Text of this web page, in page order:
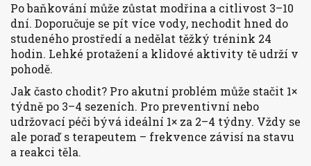
Po baňkování může zůstat modřina a citlivost 3–10
dní. Doporučuje se pít více vody, nechodit hned do
studeného prostředí a nedělat těžký trénink 24
hodin. Lehké protažení a klidové aktivity tě udrží v
pohodě.
Jak často chodit? Pro akutní problém může stačit 1×
týdně po 3–4 sezeních. Pro preventivní nebo
udržovací péči bývá ideální 1× za 2–4 týdny. Vždy se
ale poraď s terapeutem – frekvence závisí na stavu
a reakci těla.